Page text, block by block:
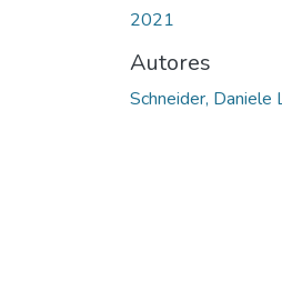
2021
Autores
Schneider, Daniele